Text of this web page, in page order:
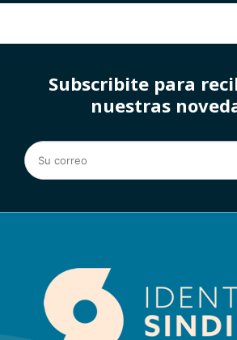
Subscribite para
nuestras